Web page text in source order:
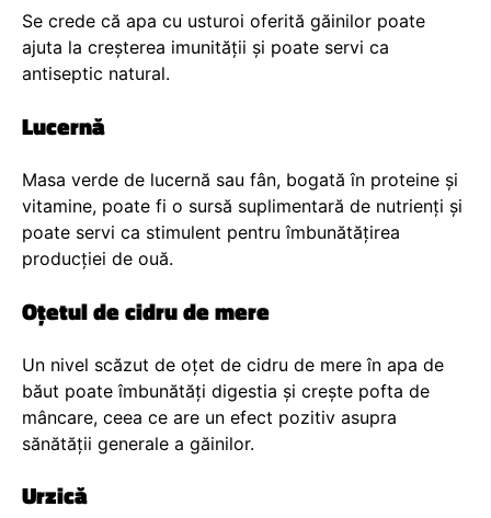
Se crede că apa cu usturoi oferită găinilor poate
ajuta la creșterea imunității și poate servi ca
antiseptic natural.
Lucernă
Masa verde de lucernă sau fân, bogată în proteine și
vitamine, poate fi o sursă suplimentară de nutrienți și
poate servi ca stimulent pentru îmbunătățirea
producției de ouă.
Oțetul de cidru de mere
Un nivel scăzut de oțet de cidru de mere în apa de
băut poate îmbunătăți digestia și crește pofta de
mâncare, ceea ce are un efect pozitiv asupra
sănătății generale a găinilor.
Urzică